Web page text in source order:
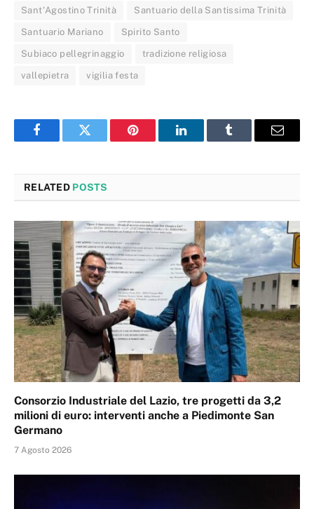
Sant'Agostino Trinità Santuario della Santissima Trinità
Santuario Mariano Spirito Santo
Subiaco pellegrinaggio tradizione religiosa
vallepietra vigilia festa
FacebookTwitter Pinterest LinkedInTumblr Email
RELATED POSTS
Consorzio Industriale del Lazio, tre progetti da 3,2
milioni di euro: interventi anche a Piedimonte San
Germano
7 Agosto 2026